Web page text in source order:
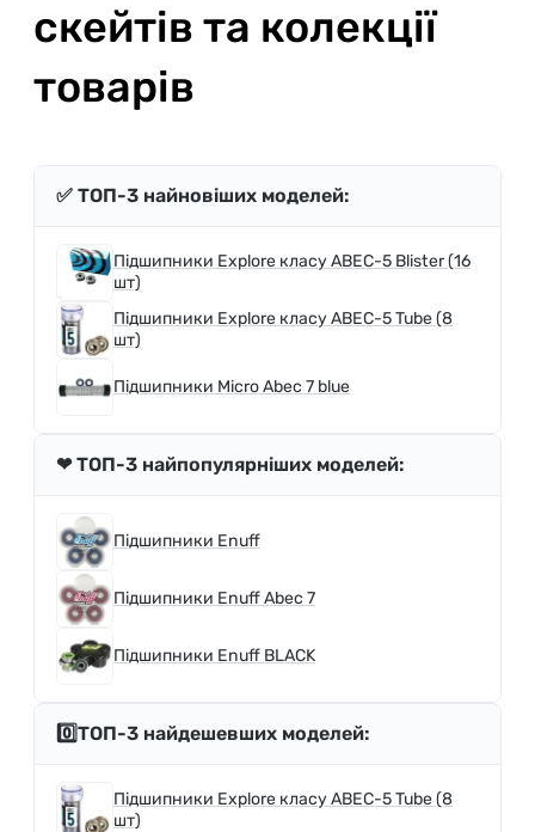
скейтів та колекції
товарів
✅ ТОП-3 найновіших моделей:
Підшипники Explore класу АВЕС-5 Blister (16
шт)
Підшипники Explore класу АВЕС-5 Tube (8
шт)
Підшипники Micro Abec 7 blue
❤ ТОП-3 найпопулярніших моделей:
Підшипники Enuff
Підшипники Enuff Abec 7
Підшипники Enuff BLACK
0️⃣ТОП-3 найдешевших моделей:
Підшипники Explore класу АВЕС-5 Tube (8
шт)